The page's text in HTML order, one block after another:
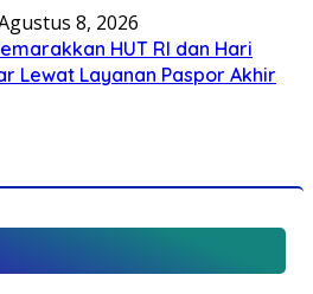
8, 2026
HUT RI dan Hari
Lewat Layanan Paspor Akhir